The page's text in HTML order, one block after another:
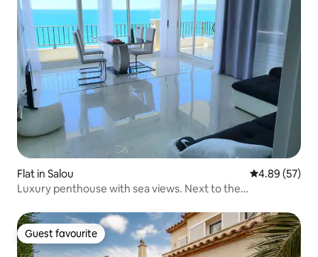
Flat in Salou 4.89 out of 5
4.89 (57)
Luxury penthouse with sea views. Next to the
Guest favourite
Guest favourite